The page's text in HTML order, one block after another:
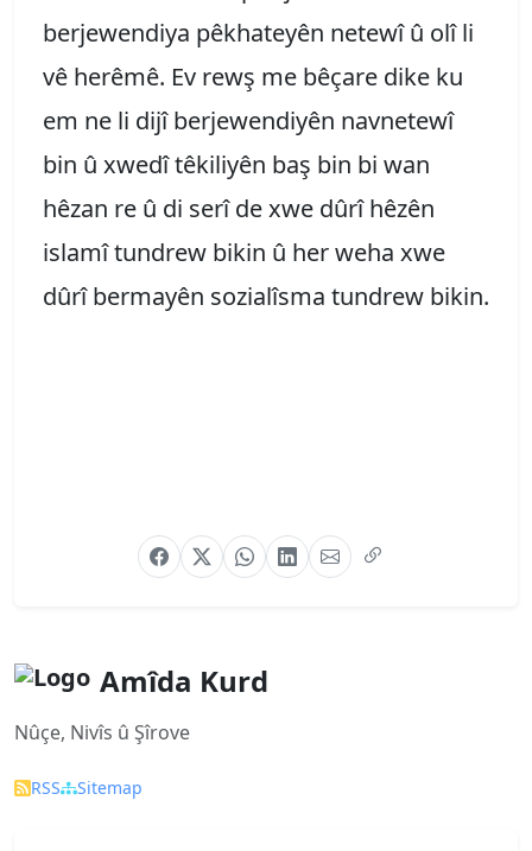
berjewendiya pêkhateyên netewî û olî li
vê herêmê. Ev rewş me bêçare dike ku
em ne li dijî berjewendiyên navnetewî
bin û xwedî têkiliyên baş bin bi wan
hêzan re û di serî de xwe dûrî hêzên
islamî tundrew bikin û her weha xwe
dûrî bermayên sozialîsma tundrew bikin.
Amîda Kurd
Nûçe, Nivîs û Şîrove
RSS Sitemap